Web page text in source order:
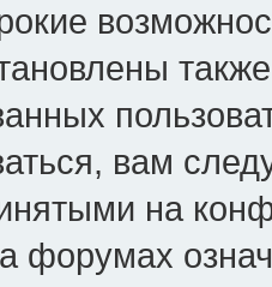
вам
на
форумах